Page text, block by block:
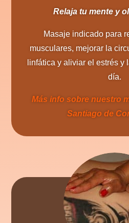
Relaja tu mente y
Masaje indicado para
musculares, mejorar la
linfática y aliviar el estrés y
día.
Más info sobre nuestro
Santiago de